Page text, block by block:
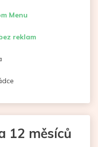
Menu
reklam
12 měsíců